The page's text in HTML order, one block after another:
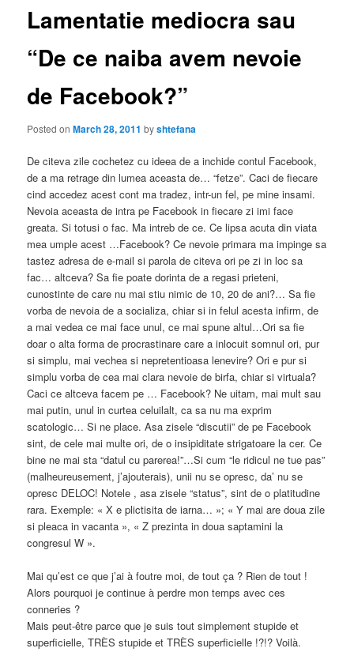
Lamentatie mediocra sau
“De ce naiba avem nevoie
de Facebook?”
Posted onMarch 28, 2011 byshtefana
De citeva zile cochetez cu ideea de a inchide contul Facebook,
de a ma retrage din lumea aceasta de… “fetze”. Caci de fiecare
cind accedez acest cont ma tradez, intr-un fel, pe mine insami.
Nevoia aceasta de intra pe Facebook in fiecare zi imi face
greata. Si totusi o fac. Ma intreb de ce. Ce lipsa acuta din viata
mea umple acest …Facebook? Ce nevoie primara ma impinge sa
tastez adresa de e-mail si parola de citeva ori pe zi in loc sa
fac… altceva? Sa fie poate dorinta de a regasi prieteni,
cunostinte de care nu mai stiu nimic de 10, 20 de ani?… Sa fie
vorba de nevoia de a socializa, chiar si in felul acesta infirm, de
a mai vedea ce mai face unul, ce mai spune altul…Ori sa fie
doar o alta forma de procrastinare care a inlocuit somnul ori, pur
si simplu, mai vechea si nepretentioasa lenevire? Ori e pur si
simplu vorba de cea mai clara nevoie de birfa, chiar si virtuala?
Caci ce altceva facem pe … Facebook? Ne uitam, mai mult sau
mai putin, unul in curtea celuilalt, ca sa nu ma exprim
scatologic… Si ne place. Asa zisele “discutii” de pe Facebook
sint, de cele mai multe ori, de o insipiditate strigatoare la cer. Ce
bine ne mai sta “datul cu parerea!”…Si cum “le ridicul ne tue pas”
(malheureusement, j’ajouterais), unii nu se opresc, da’ nu se
opresc DELOC! Notele , asa zisele “status”, sint de o platitudine
rara. Exemple: « X e plictisita de iarna… »; « Y mai are doua zile
si pleaca in vacanta », « Z prezinta in doua saptamini la
congresul W ».
Mai qu’est ce que j’ai à foutre moi, de tout ça ? Rien de tout !
Alors pourquoi je continue à perdre mon temps avec ces
conneries ?
Mais peut-être parce que je suis tout simplement stupide et
superficielle, TRÈS stupide et TRÈS superficielle !?!? Voilà.